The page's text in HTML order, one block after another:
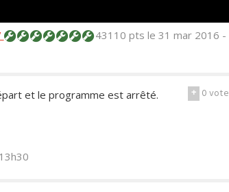
43110 pts le 31 mar 2016 -
+ 0vote
et le programme est arrêté.